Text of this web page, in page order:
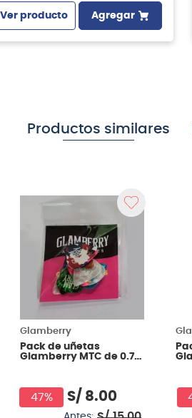
Ver producto Agregar
Productos similares
Glamberry
Pack de uñetas
Glamberry MTC de 0.7
47% S/ 8.00